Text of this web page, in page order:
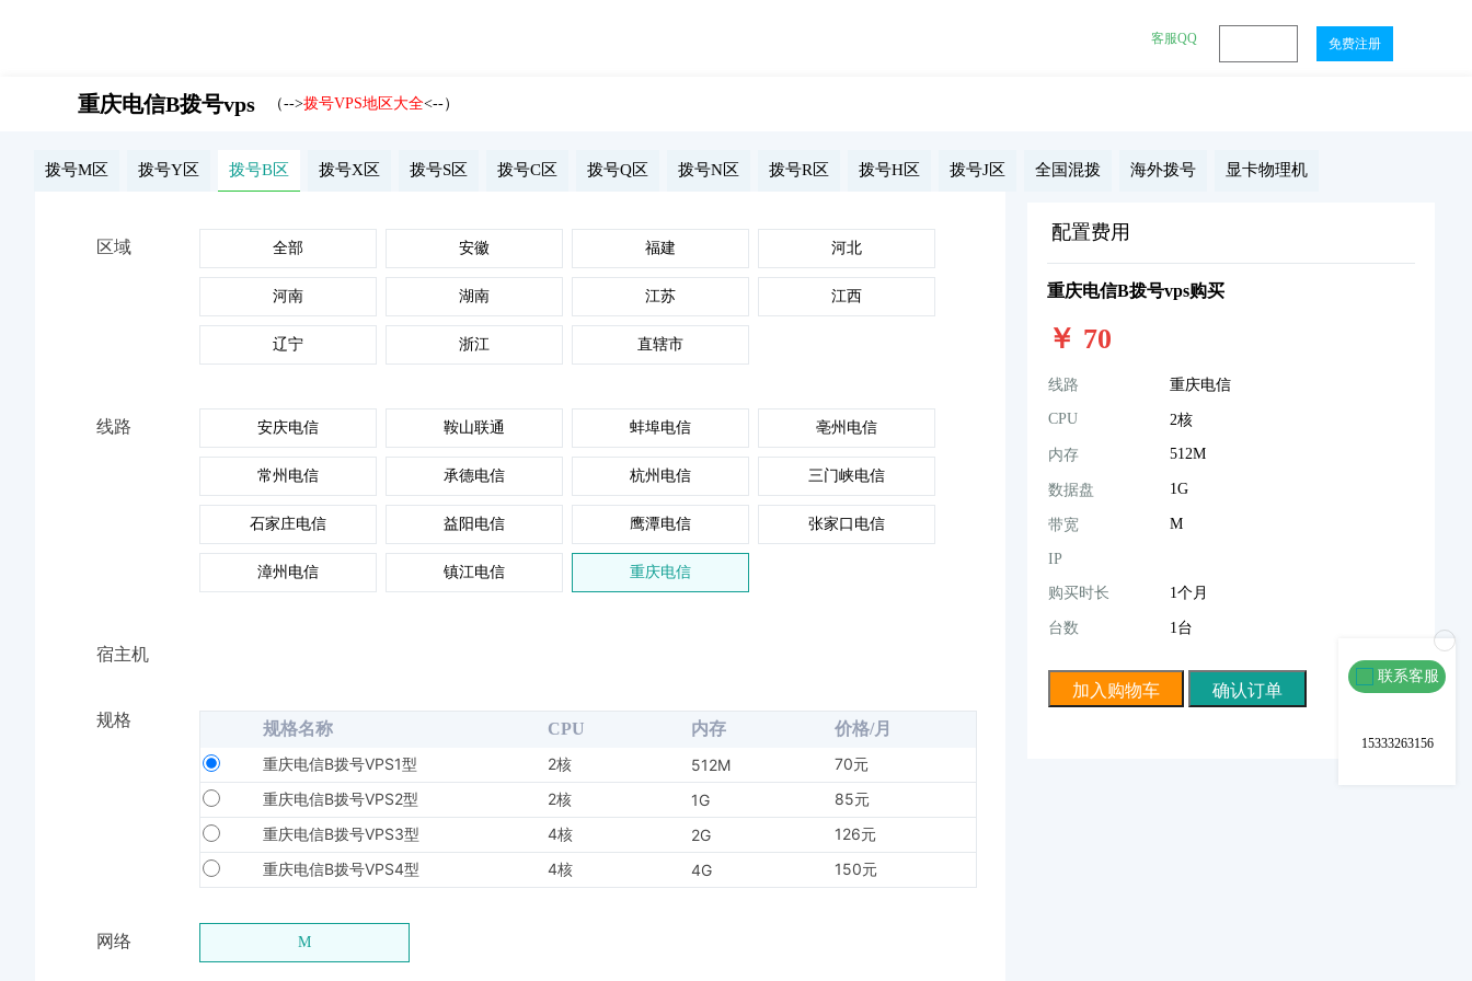
客服QQ 免费注册
重庆电信B拨号vps （-->拨号VPS地区大全<--）
拨号M区 拨号Y区 拨号B区 拨号X区 拨号S区 拨号C区 拨号Q区 拨号N区 拨号R区 拨号H区 拨号J区 全国混拨 海外拨号 显卡物理机
区域 全部 安徽 福建 河北
河南 湖南 江苏 江西
辽宁 浙江 直辖市
线路 安庆电信 鞍山联通 蚌埠电信 亳州电信
常州电信 承德电信 杭州电信 三门峡电信
石家庄电信 益阳电信 鹰潭电信 张家口电信
漳州电信 镇江电信 重庆电信
宿主机
规格 规格名称 CPU 内存
价格/月
重庆电信B拨号VPS1型
2核 512M
70元
重庆电信B拨号VPS2型
2核 1G
85元
重庆电信B拨号VPS3型
4核 2G
126元
重庆电信B拨号VPS4型
4核 4G 150元
网络 M
配置费用
重庆电信B拨号vps购买
￥ 70
线路 重庆电信
CPU 2核
内存 512M
数据盘 1G
带宽 M
IP
购买时长 1个月
台数 1台
联系客服
15333263156